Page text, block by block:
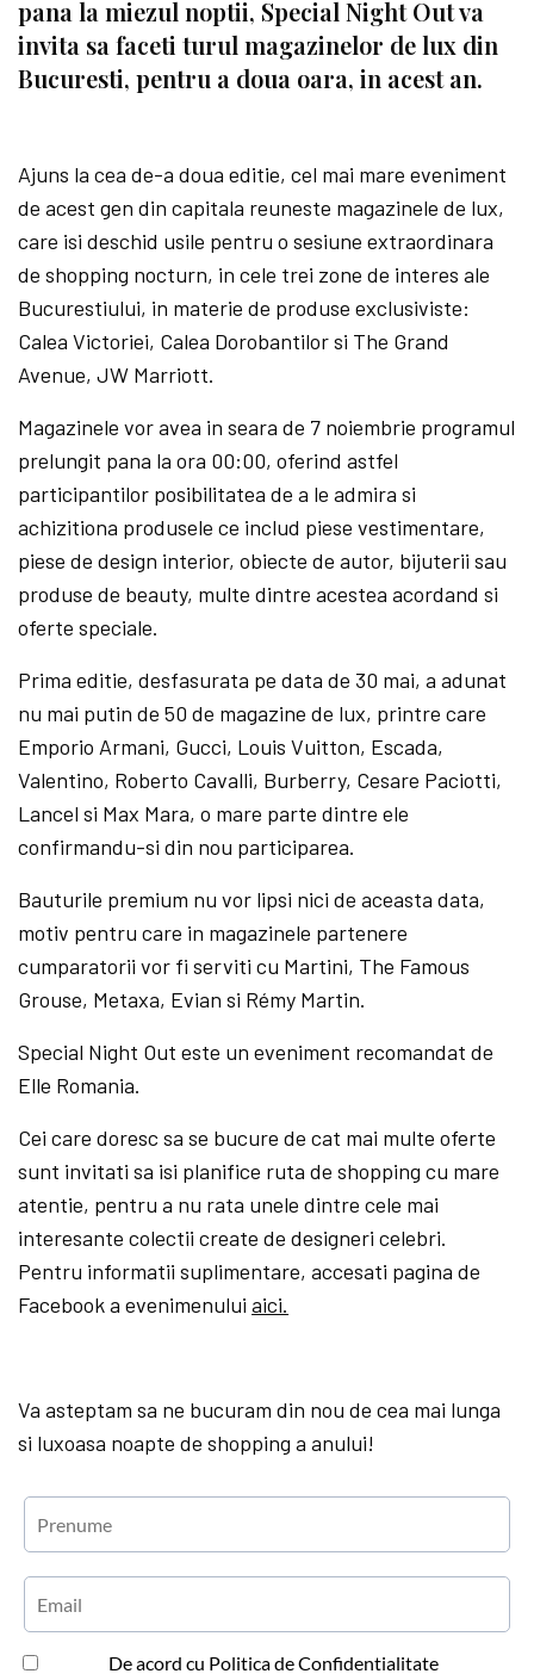
pana la miezul noptii, Special Night Out va
invita sa faceti turul magazinelor de lux din
Bucuresti, pentru a doua oara, in acest an.
Ajuns la cea de-a doua editie, cel mai mare eveniment
de acest gen din capitala reuneste magazinele de lux,
care isi deschid usile pentru o sesiune extraordinara
de shopping nocturn, in cele trei zone de interes ale
Bucurestiului, in materie de produse exclusiviste:
Calea Victoriei, Calea Dorobantilor si The Grand
Avenue, JW Marriott.
Magazinele vor avea in seara de 7 noiembrie programul
prelungit pana la ora 00:00, oferind astfel
participantilor posibilitatea de a le admira si
achizitiona produsele ce includ piese vestimentare,
piese de design interior, obiecte de autor, bijuterii sau
produse de beauty, multe dintre acestea acordand si
oferte speciale.
Prima editie, desfasurata pe data de 30 mai, a adunat
nu mai putin de 50 de magazine de lux, printre care
Emporio Armani, Gucci, Louis Vuitton, Escada,
Valentino, Roberto Cavalli, Burberry, Cesare Paciotti,
Lancel si Max Mara, o mare parte dintre ele
confirmandu-si din nou participarea.
Bauturile premium nu vor lipsi nici de aceasta data,
motiv pentru care in magazinele partenere
cumparatorii vor fi serviti cu Martini, The Famous
Grouse, Metaxa, Evian si Rémy Martin.
Special Night Out este un eveniment recomandat de
Elle Romania.
Cei care doresc sa se bucure de cat mai multe oferte
sunt invitati sa isi planifice ruta de shopping cu mare
atentie, pentru a nu rata unele dintre cele mai
interesante colectii create de designeri celebri.
Pentru informatii suplimentare, accesati pagina de
Facebook a evenimenuluiaici.
Va asteptam sa ne bucuram din nou de cea mai lunga
si luxoasa noapte de shopping a anului!